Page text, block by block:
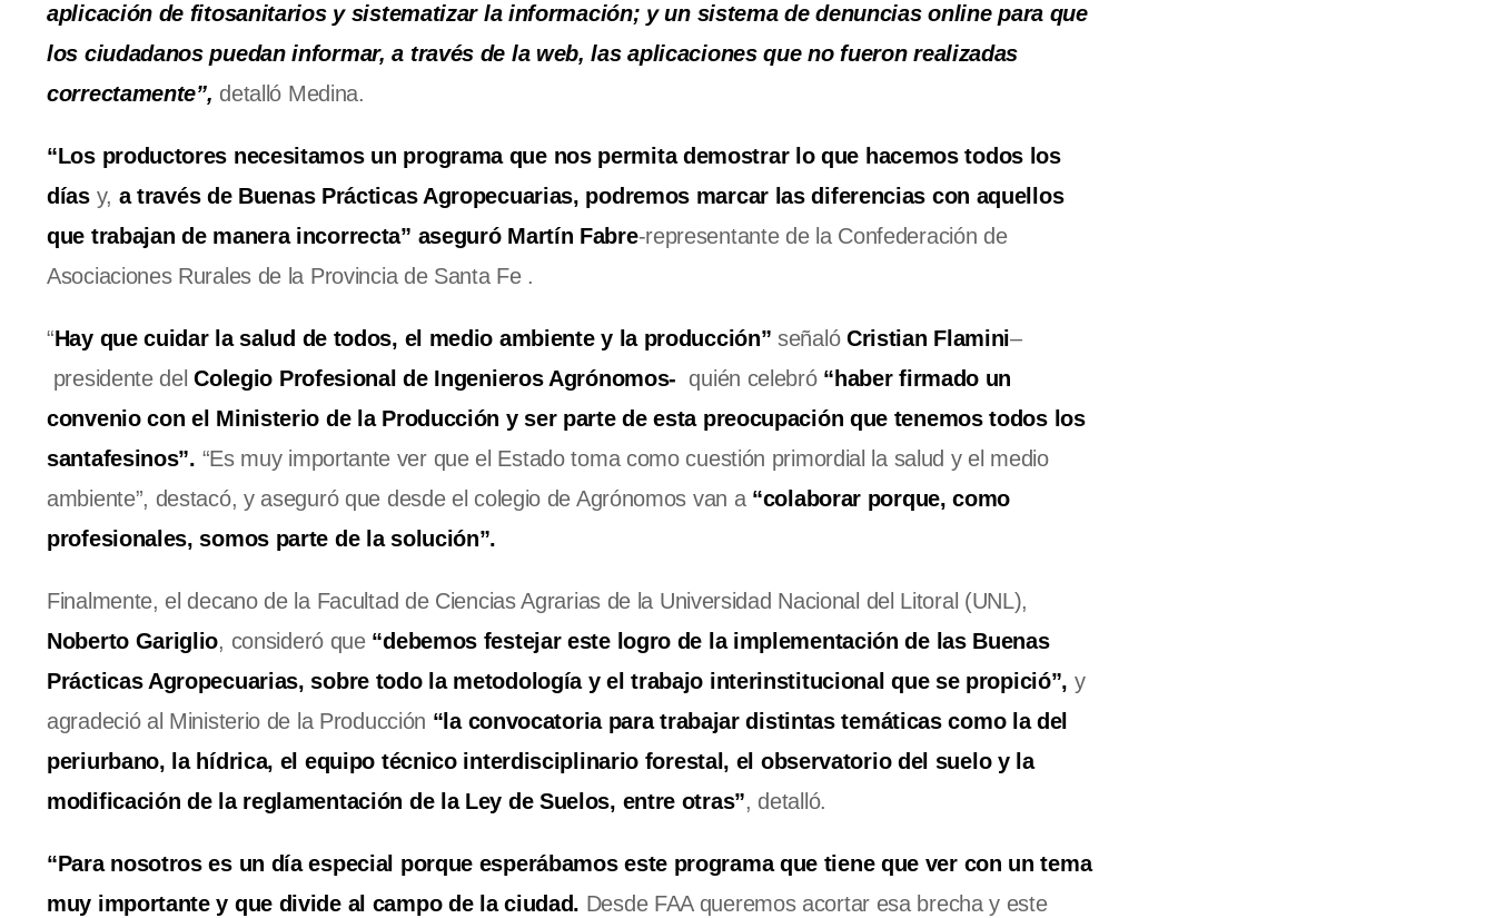
aplicación de fitosanitarios y sistematizar la información; y un sistema de denuncias online para que
los ciudadanos puedan informar, a través de la web, las aplicaciones que no fueron realizadas
correctamente”, detalló Medina.
“Los productores necesitamos un programa que nos permita demostrar lo que hacemos todos los
díasy, a través de Buenas Prácticas Agropecuarias, podremos marcar las diferencias con aquellos
que trabajan de manera incorrecta” aseguró Martín Fabre-representante de la Confederación de
Asociaciones Rurales de la Provincia de Santa Fe .
“Hay que cuidar la salud de todos, el medio ambiente y la producción” señaló Cristian Flamini–
presidente delColegio Profesional de Ingenieros Agrónomos- quién celebró “haber firmado un
convenio con el Ministerio de la Producción y ser parte de esta preocupación que tenemos todos los
santafesinos”. “Es muy importante ver que el Estado toma como cuestión primordial la salud y el medio
ambiente”, destacó, y aseguró que desde el colegio de Agrónomos van a “colaborar porque, como
profesionales, somos parte de la solución”.
Finalmente, el decano de la Facultad de Ciencias Agrarias de la Universidad Nacional del Litoral (UNL),
Noberto Gariglio, consideró que “debemos festejar este logro de la implementación de las Buenas
Prácticas Agropecuarias, sobre todo la metodología y el trabajo interinstitucional que se propició”, y
agradeció al Ministerio de la Producción “la convocatoria para trabajar distintas temáticas como la del
periurbano, la hídrica, el equipo técnico interdisciplinario forestal, el observatorio del suelo y la
modificación de la reglamentación de la Ley de Suelos, entre otras”, detalló.
“Para nosotros es un día especial porque esperábamos este programa que tiene que ver con un tema
muy importante y que divide al campo de la ciudad. Desde FAA queremos acortar esa brecha y este